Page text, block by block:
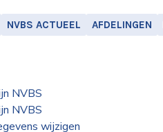
NVBS ACTUEEL AFDELINGEN
NVBS
NVBS
wijzigen